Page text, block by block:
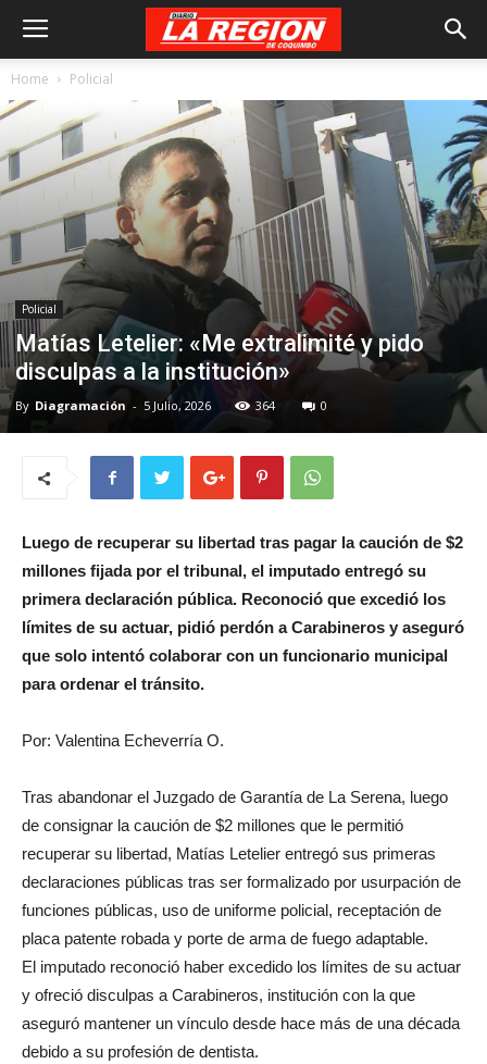
Home Policial
Policial
Matías Letelier: «Me extralimité y pido
disculpas a la institución»
By Diagramación - 5 Julio, 2026 364 0
Luego de recuperar su libertad tras pagar la caución de $2
millones fijada por el tribunal, el imputado entregó su
primera declaración pública. Reconoció que excedió los
límites de su actuar, pidió perdón a Carabineros y aseguró
que solo intentó colaborar con un funcionario municipal
para ordenar el tránsito.
Por: Valentina Echeverría O.
Tras abandonar el Juzgado de Garantía de La Serena, luego
de consignar la caución de $2 millones que le permitió
recuperar su libertad, Matías Letelier entregó sus primeras
declaraciones públicas tras ser formalizado por usurpación de
funciones públicas, uso de uniforme policial, receptación de
placa patente robada y porte de arma de fuego adaptable.
El imputado reconoció haber excedido los límites de su actuar
y ofreció disculpas a Carabineros, institución con la que
aseguró mantener un vínculo desde hace más de una década
debido a su profesión de dentista.